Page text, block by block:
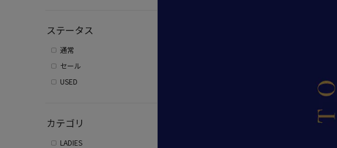
ステータス
通常
セール
USED
カテゴリ
LADIES